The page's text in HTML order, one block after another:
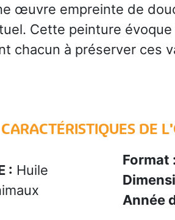
œuvre empreinte de
Cette peinture évoque
chacun à préserver ces
CARACTÉRISTIQUES DE
: Huile
Format :
Année